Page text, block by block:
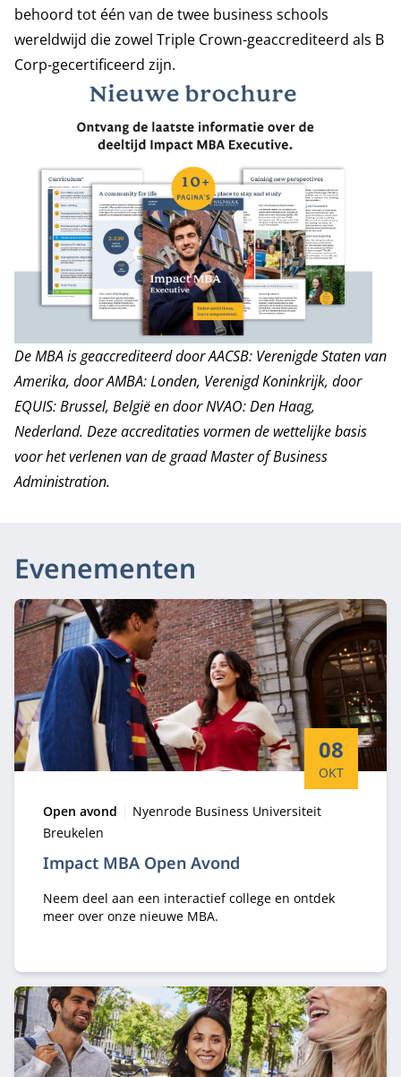
behoord tot één van de twee business schools
wereldwijd die zowel Triple Crown-geaccrediteerd als B
Corp-gecertificeerd zijn.
De MBA is geaccrediteerd doorAACSB: Verenigde Staten van
Amerika, doorAMBA: Londen, Verenigd Koninkrijk, door
EQUIS: Brussel, België en doorNVAO: Den Haag,
Nederland. Deze accreditaties vormen de wettelijke basis
voor het verlenen van de graad Master of Business
Administration.
Evenementen
Impact MBA Open Avond
Startdatum:
08
OKT
Type:
Open avond Locatie:
Nyenrode Business Universiteit
Breukelen
Neem deel aan een interactief college en ontdek
meer over onze nieuwe MBA.